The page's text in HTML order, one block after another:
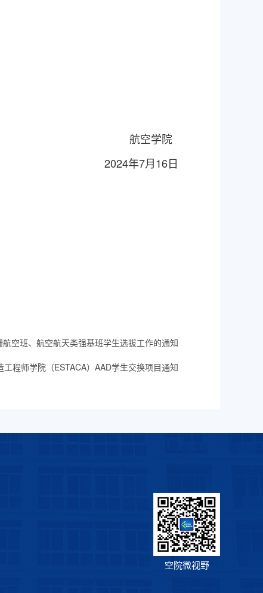
航空学院
2024年7月16日
空班、航空航天类强基班学生选拔工作的通知
程师学院（ESTACA）AAD学生交换项目通知
空院微视野